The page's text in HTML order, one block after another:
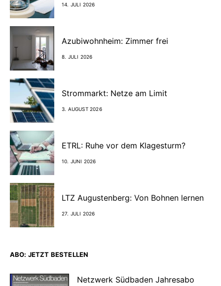
14. JULI 2026
Azubiwohnheim: Zimmer frei
8. JULI 2026
Strommarkt: Netze am Limit
3. AUGUST 2026
ETRL: Ruhe vor dem Klagesturm?
10. JUNI 2026
LTZ Augustenberg: Von Bohnen lernen
27. JULI 2026
ABO: JETZT BESTELLEN
Netzwerk Südbaden Jahresabo